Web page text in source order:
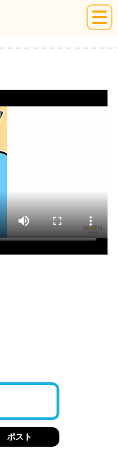
絵本ひろば
ポスト